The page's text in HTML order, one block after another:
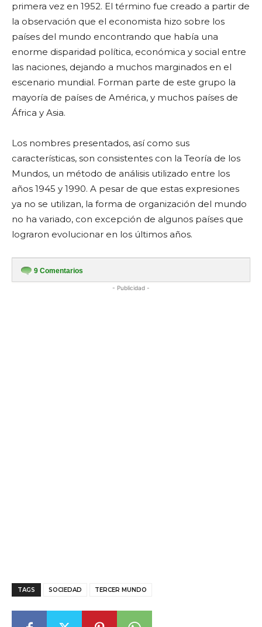
primera vez en 1952. El término fue creado a partir de
la observación que el economista hizo sobre los
países del mundo encontrando que había una
enorme disparidad política, económica y social entre
las naciones, dejando a muchos marginados en el
escenario mundial. Forman parte de este grupo la
mayoría de países de América, y muchos países de
África y Asia.
Los nombres presentados, así como sus
características, son consistentes con la Teoría de los
Mundos, un método de análisis utilizado entre los
años 1945 y 1990. A pesar de que estas expresiones
ya no se utilizan, la forma de organización del mundo
no ha variado, con excepción de algunos países que
lograron evolucionar en los últimos años.
9 Comentarios
- Publicidad -
TAGS SOCIEDAD TERCER MUNDO